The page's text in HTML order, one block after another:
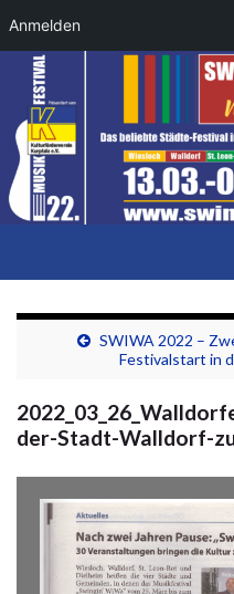
Anmelden
SWIWA 2022 –
Festivalstart in
der-Stadt-Walldorf-